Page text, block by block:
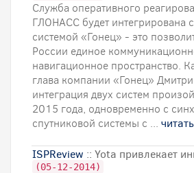
Служба оперативного
ГЛОНАСС будет интегрирована
системой «Гонец» - это
России единое
навигационное пространство.
глава компании «Гонец»
интеграция двух систем
2015 года, одновременно с
спутниковой системы с ...
ISPReview :: Yota привлекает
(05-12-2014)